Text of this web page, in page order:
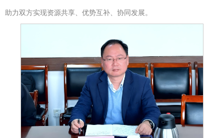
助力双方实现资源共享、优势互补、协同发展。